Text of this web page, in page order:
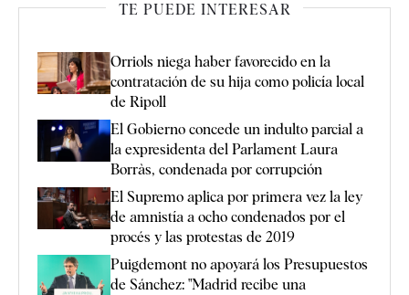
TE PUEDE INTERESAR
Orriols niega haber favorecido en la
contratación de su hija como policía local
de Ripoll
El Gobierno concede un indulto parcial a
la expresidenta del Parlament Laura
Borràs, condenada por corrupción
El Supremo aplica por primera vez la ley
de amnistía a ocho condenados por el
procés y las protestas de 2019
Puigdemont no apoyará los Presupuestos
de Sánchez: "Madrid recibe una